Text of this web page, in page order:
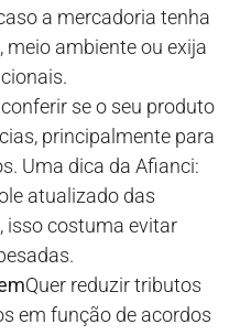
a mercadoria tenha
meio ambiente ou exija
se o seu produto
principalmente para
Uma dica da Afianci:
atualizado das
isso costuma evitar
Quer reduzir tributos
em função de acordos